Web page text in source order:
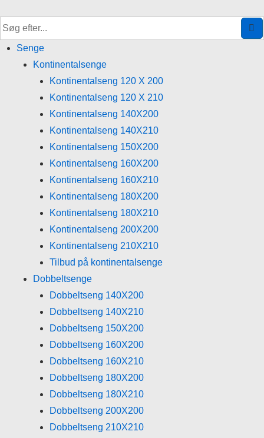
Hop
til
Senge
Kontinentalsenge
Kontinentalseng 120 X 200
Kontinentalseng 120 X 210
Kontinentalseng 140X200
Kontinentalseng 140X210
Kontinentalseng 150X200
Kontinentalseng 160X200
Kontinentalseng 160X210
Kontinentalseng 180X200
Kontinentalseng 180X210
Kontinentalseng 200X200
Kontinentalseng 210X210
Tilbud på kontinentalsenge
Dobbeltsenge
Dobbeltseng 140X200
Dobbeltseng 140X210
Dobbeltseng 150X200
Dobbeltseng 160X200
Dobbeltseng 160X210
Dobbeltseng 180X200
Dobbeltseng 180X210
Dobbeltseng 200X200
Dobbeltseng 210X210